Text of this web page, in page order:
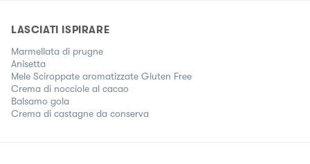
LASCIATI ISPIRARE
Marmellata di prugne
Anisetta
Mele Sciroppate aromatizzate Gluten Free
Crema di nocciole al cacao
Balsamo gola
Crema di castagne da conserva